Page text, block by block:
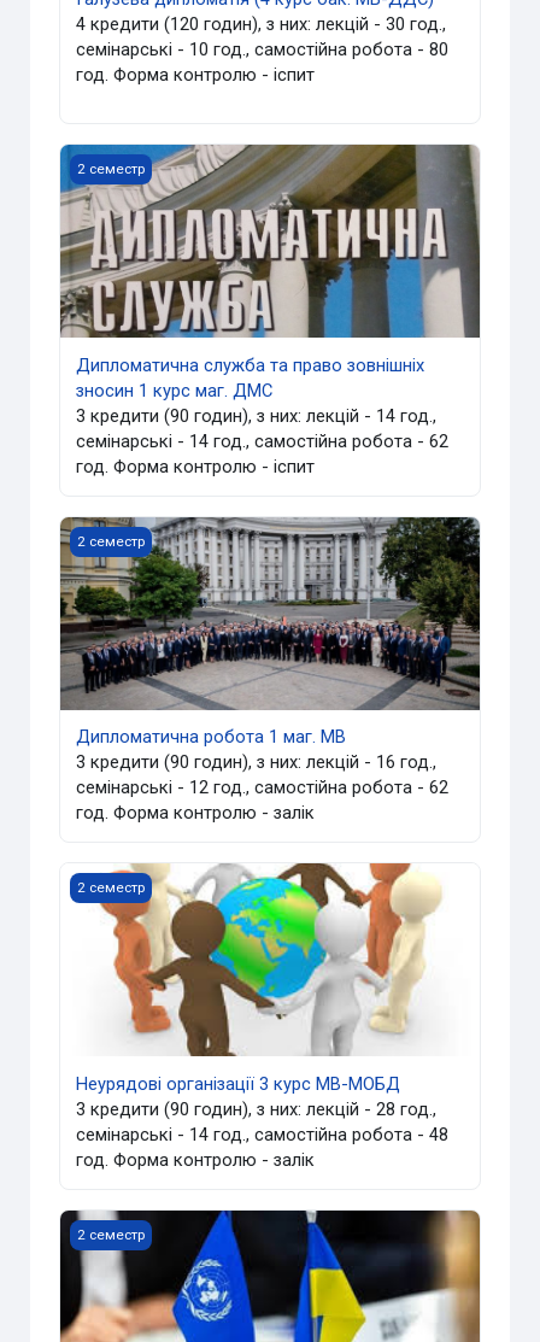
4 кредити (120 годин), з них: лекцій - 30 год.,
семінарські - 10 год., самостійна робота - 80
год. Форма контролю - іспит
Дипломатична служба та право зовнішніх зносин 1
2 семестр
Дипломатична служба та право зовнішніх
зносин 1 курс маг. ДМС
3 кредити (90 годин), з них: лекцій - 14 год.,
семінарські - 14 год., самостійна робота - 62
год. Форма контролю - іспит
Дипломатична робота 1 маг. МВ
2 семестр
Дипломатична робота 1 маг. МВ
3 кредити (90 годин), з них: лекцій - 16 год.,
семінарські - 12 год., самостійна робота - 62
год. Форма контролю - залік
Неурядові організації 3 курс МВ-МОБД
2 семестр
Неурядові організації 3 курс МВ-МОБД
3 кредити (90 годин), з них: лекцій - 28 год.,
семінарські - 14 год., самостійна робота - 48
год. Форма контролю - залік
Україна в структурах багатостороннього
2 семестр